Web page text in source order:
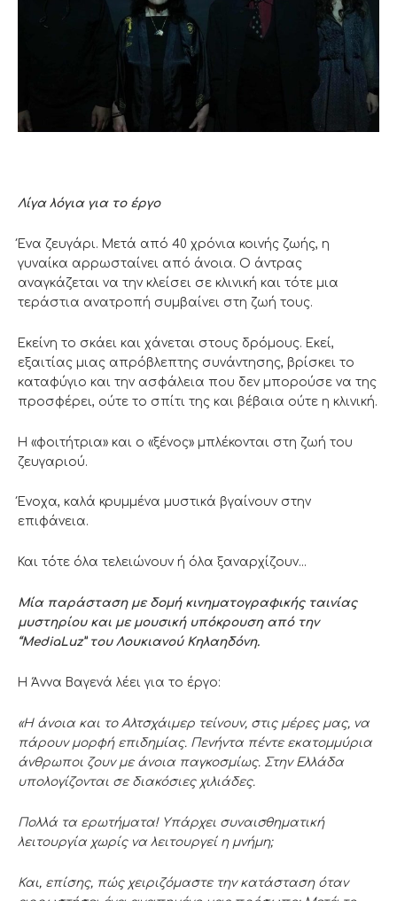
Λίγα λόγια για το έργο
Ένα ζευγάρι. Μετά από 40 χρόνια κοινής ζωής, η
γυναίκα αρρωσταίνει από άνοια. Ο άντρας
αναγκάζεται να την κλείσει σε κλινική και τότε μια
τεράστια ανατροπή συμβαίνει στη ζωή τους.
Εκείνη το σκάει και χάνεται στους δρόμους. Εκεί,
εξαιτίας μιας απρόβλεπτης συνάντησης, βρίσκει το
καταφύγιο και την ασφάλεια που δεν μπορούσε να της
προσφέρει, ούτε το σπίτι της και βέβαια ούτε η κλινική.
Η «φοιτήτρια» και ο «ξένος» μπλέκονται στη ζωή του
ζευγαριού.
Ένοχα, καλά κρυμμένα μυστικά βγαίνουν στην
επιφάνεια.
Και τότε όλα τελειώνουν ή όλα ξαναρχίζουν…
Μία παράσταση με δομή κινηματογραφικής ταινίας
μυστηρίου και με μουσική υπόκρουση από την
“MediaLuz” του Λουκιανού Κηλαηδόνη.
Η Άννα Βαγενά λέει για το έργο:
«Η άνοια και το Αλτσχάιμερ τείνουν, στις μέρες μας, να
πάρουν μορφή επιδημίας. Πενήντα πέντε εκατομμύρια
άνθρωποι ζουν με άνοια παγκοσμίως. Στην Ελλάδα
υπολογίζονται σε διακόσιες χιλιάδες.
Πολλά τα ερωτήματα! Υπάρχει συναισθηματική
λειτουργία χωρίς να λειτουργεί η μνήμη;
Και, επίσης, πώς χειριζόμαστε την κατάσταση όταν